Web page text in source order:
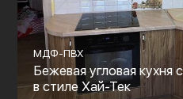
МДФ-ПВХ
Бежевая угловая
в стиле Хай-Тек